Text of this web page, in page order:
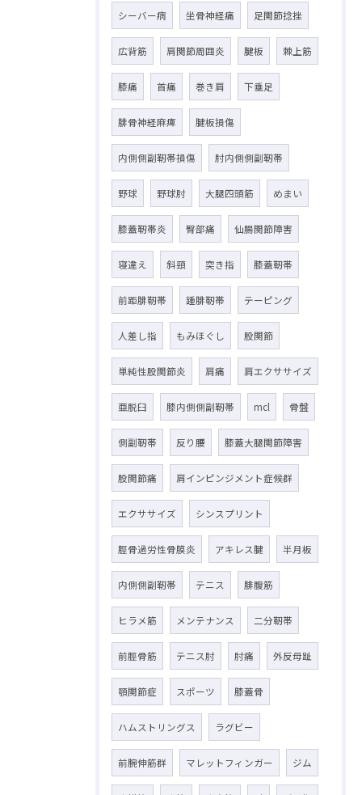
シーバー病 坐骨神経痛 足関節捻挫
広背筋 肩関節周囲炎 腱板 棘上筋
膝痛 首痛 巻き肩 下垂足
腓骨神経麻痺 腱板損傷
内側側副靭帯損傷 肘内側側副靭帯
野球 野球肘 大腿四頭筋 めまい
膝蓋靭帯炎 臀部痛 仙腸関節障害
寝違え 斜頸 突き指 膝蓋靭帯
前距腓靭帯 踵腓靭帯 テーピング
人差し指 もみほぐし 股関節
単純性股関節炎 肩痛 肩エクササイズ
亜脱臼 膝内側側副靭帯 mcl 骨盤
側副靭帯 反り腰 膝蓋大腿関節障害
股関節痛 肩インピンジメント症候群
エクササイズ シンスプリント
脛骨過労性骨膜炎 アキレス腱 半月板
内側側副靭帯 テニス 腓腹筋
ヒラメ筋 メンテナンス 二分靭帯
前脛骨筋 テニス肘 肘痛 外反母趾
顎関節症 スポーツ 膝蓋骨
ハムストリングス ラグビー
前腕伸筋群 マレットフィンガー ジム